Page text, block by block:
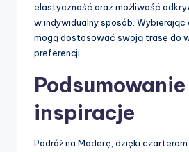
elastyczność oraz możliwość
w indywidualny sposób. Wybierając
mogą dostosować swoją trasę do
preferencji.
inspiracje
Podróż na Maderę, dzięki